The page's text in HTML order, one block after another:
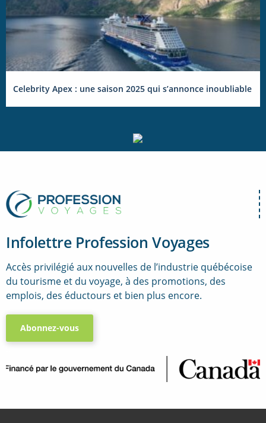
Celebrity Apex : une saison 2025 qui s’annonce inoubliable
Infolettre Profession Voyages
Accès privilégié aux nouvelles de l’industrie québécoise
du tourisme et du voyage, à des promotions, des
emplois, des éductours et bien plus encore.
Abonnez-vous